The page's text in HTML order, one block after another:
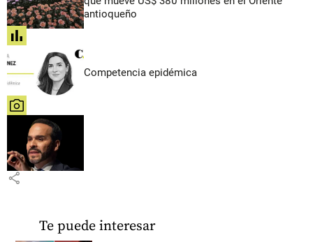
antioqueño
share
Competencia epidémica
share
share
Te puede interesar